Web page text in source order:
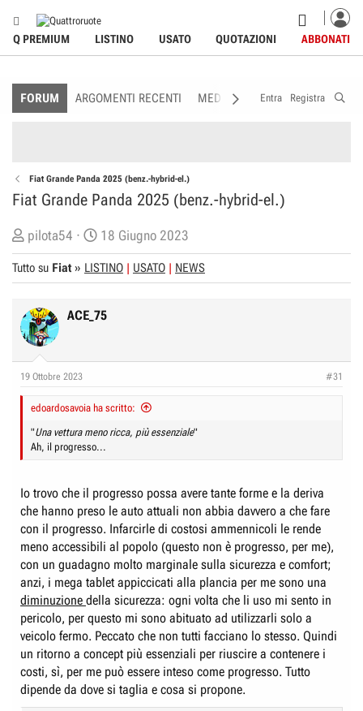
Q PREMIUM LISTINO USATO QUOTAZIONI ABBONATI
FORUM ARGOMENTI RECENTI MEDIA MEMBRI
Entra Registra
Fiat Grande Panda 2025 (benz.-hybrid-el.)
Fiat Grande Panda 2025 (benz.-hybrid-el.)
C
r
e
t
o
e
s
c
s
s
i
o
n
e
pilota54
D
a
t
d
z
i
o
18 Giugno 2023
Tutto su Fiat» LISTINO USATO NEWS
ACE_75
19 Ottobre 2023 #31
edoardosavoia ha scritto:
"Una vettura meno ricca, più essenziale"
Ah, il progresso...
Io trovo che il progresso possa avere tante forme e la deriva
che hanno preso le auto attuali non abbia davvero a che fare
con il progresso. Infarcirle di costosi ammennicoli le rende
meno accessibili al popolo (questo non è progresso, per me),
con un guadagno molto marginale sulla sicurezza e comfort;
anzi, i mega tablet appiccicati alla plancia per me sono una
diminuzione della sicurezza: ogni volta che li uso mi sento in
pericolo, per questo mi sono abituato ad utilizzarli solo a
veicolo fermo. Peccato che non tutti facciano lo stesso. Quindi
un ritorno a concept più essenziali per riuscire a contenere i
costi, sì, per me può essere inteso come progresso. Tutto
dipende da dove si taglia e cosa si propone.